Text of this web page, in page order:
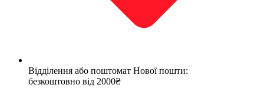
Відділення або поштомат Нової пошти:
безкоштовно від 2000₴